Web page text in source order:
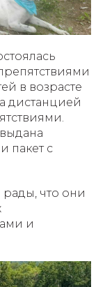
в возрасте
дистанцией
пакет с
что они
и